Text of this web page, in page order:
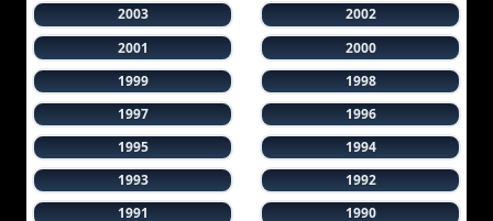
2003
2002
2001
2000
1999
1998
1997
1996
1995
1994
1993
1992
1991
1990